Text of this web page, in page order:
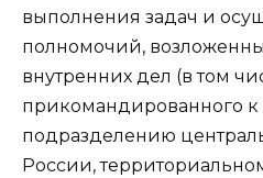
выполнения задач и
полномочий,
внутренних дел (в том
прикомандированного к
подразделению
России,